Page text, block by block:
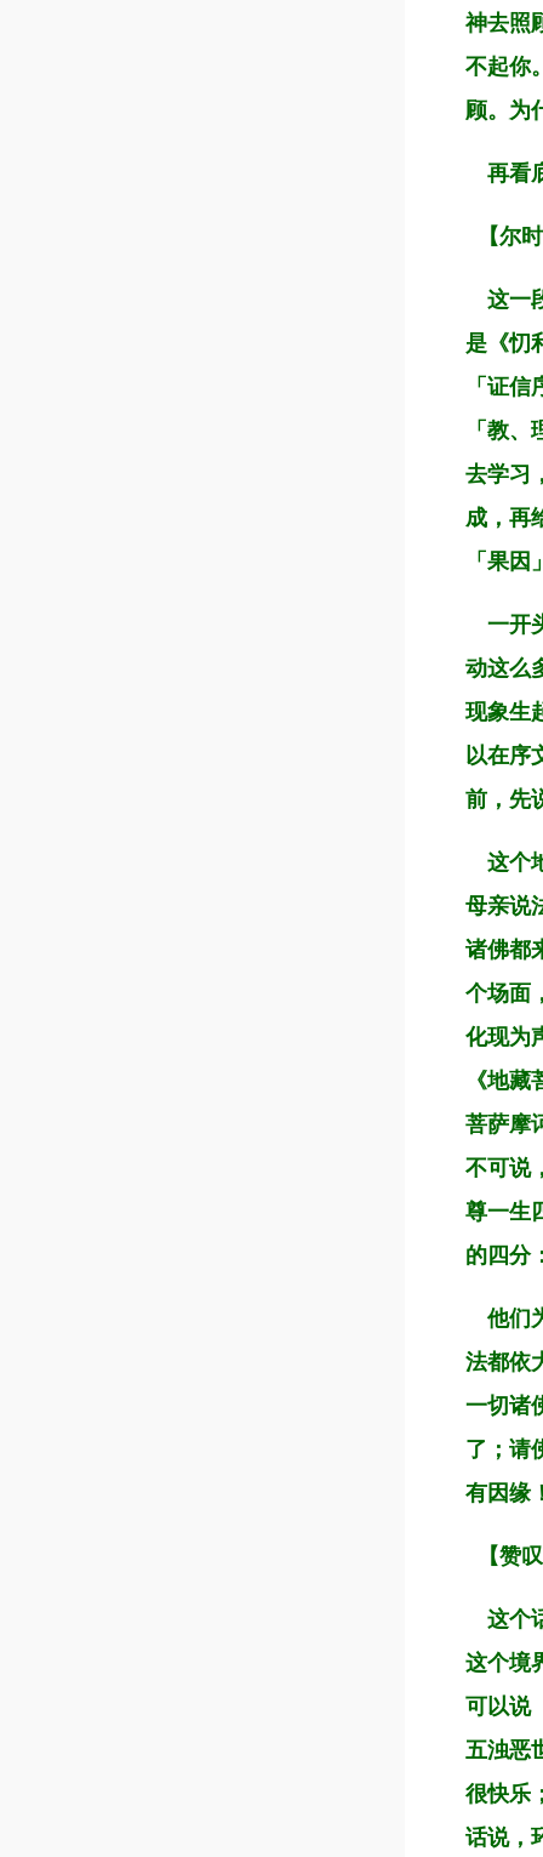
神去照
不起你
顾。为
再看
【尔
这一
是《忉
「证
「教
去学习
成，再
「果
一开
动这么
现象生
以在序
前，先
这个
母亲说
诸佛都
个场面
化现为
《地
菩萨摩
不可说
尊一生
的四分
他们
法都依
一切诸
了；请
有因缘
【赞
这个
这个境
可以说
五浊恶
很快乐
话说，